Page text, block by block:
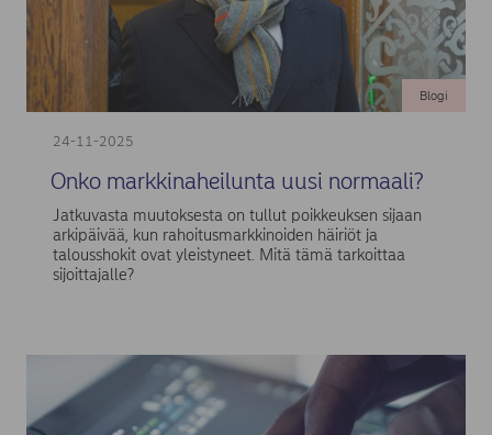
24-11-2025
Blogi
Onko markkinaheilunta uusi normaali?
Jatkuvasta muutoksesta on tullut poikkeuksen sijaan
arkipäivää, kun rahoitusmarkkinoiden häiriöt ja
talousshokit ovat yleistyneet. Mitä tämä tarkoittaa
sijoittajalle?